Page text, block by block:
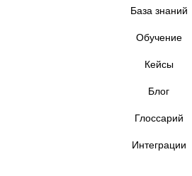
База знаний
Обучение
Кейсы
Блог
Глоссарий
Интеграции